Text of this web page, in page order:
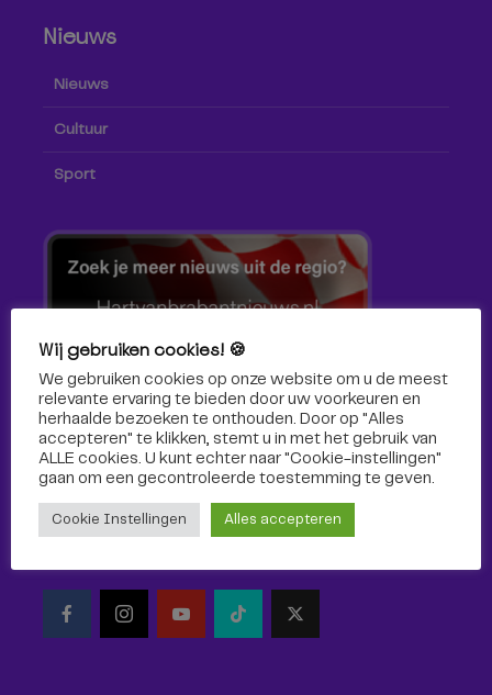
Nieuws
Nieuws
Cultuur
Sport
Volg ons!
Volg Omroep Tilburg niet alleen hier, maar ook via social
Wij gebruiken cookies! 🍪
We gebruiken cookies op onze website om u de meest
relevante ervaring te bieden door uw voorkeuren en
herhaalde bezoeken te onthouden. Door op "Alles
accepteren" te klikken, stemt u in met het gebruik van
ALLE cookies. U kunt echter naar "Cookie-instellingen"
gaan om een ​​gecontroleerde toestemming te geven.
Cookie Instellingen Alles accepteren